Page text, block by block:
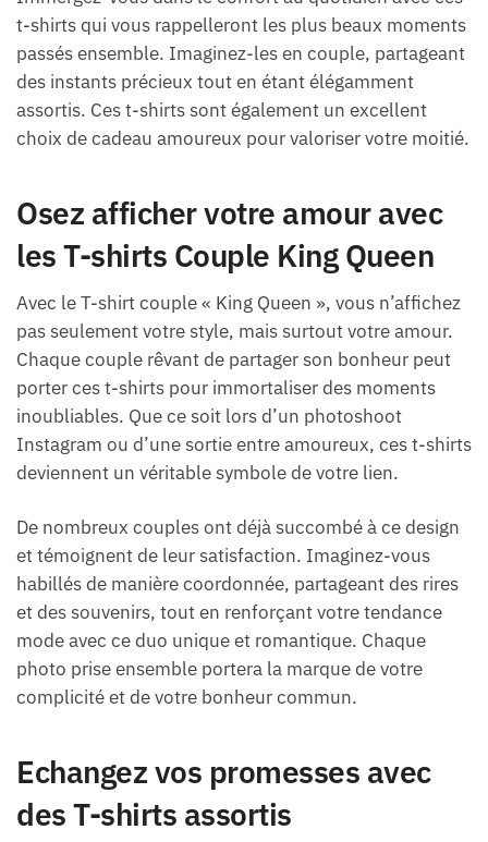
t-shirts qui vous rappelleront les plus beaux moments
passés ensemble. Imaginez-les en couple, partageant
des instants précieux tout en étant élégamment
assortis. Ces t-shirts sont également un excellent
choix de cadeau amoureux pour valoriser votre moitié.
Osez afficher votre amour avec
les T-shirts Couple King Queen
Avec le T-shirt couple « King Queen », vous n’affichez
pas seulement votre style, mais surtout votre amour.
Chaque couple rêvant de partager son bonheur peut
porter ces t-shirts pour immortaliser des moments
inoubliables. Que ce soit lors d’un photoshoot
Instagram ou d’une sortie entre amoureux, ces t-shirts
deviennent un véritable symbole de votre lien.
De nombreux couples ont déjà succombé à ce design
et témoignent de leur satisfaction. Imaginez-vous
habillés de manière coordonnée, partageant des rires
et des souvenirs, tout en renforçant votre tendance
mode avec ce duo unique et romantique. Chaque
photo prise ensemble portera la marque de votre
complicité et de votre bonheur commun.
Echangez vos promesses avec
des T-shirts assortis